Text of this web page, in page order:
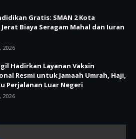
Gratis: SMAN 2 Kota
Biaya Seragam Mahal dan Iuran
2026
Hadirkan Layanan Vaksin
Resmi untuk Jamaah Umrah, Haji,
Perjalanan Luar Negeri
2026